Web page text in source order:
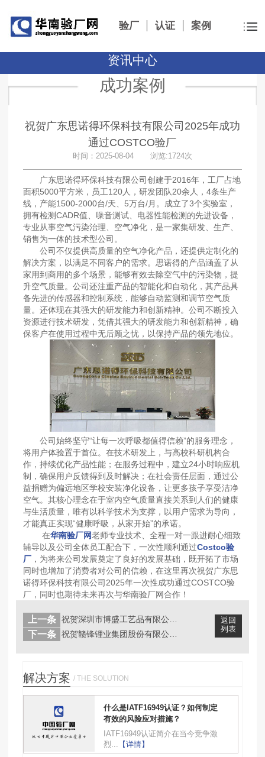
验厂 认证 案例
资讯中心
成功案例
祝贺广东思诺得环保科技有限公司2025年成功
通过COSTCO验厂
时间：2025-08-04 浏览:1724次
广东思诺得环保科技有限公司创建于2016年，工厂占地
面积5000平方米，员工120人，研发团队20余人，4条生产
线，产能1500-2000台/天、5万台/月。成立了3个实验室，
拥有检测CADR值、噪音测试、电器性能检测的先进设备，
专业从事空气污染治理、空气净化，是一家集研发、生产、
销售为一体的技术型公司。
公司不仅提供高质量的空气净化产品，还提供定制化的
解决方案，以满足不同客户的需求。思诺得的产品涵盖了从
家用到商用的多个场景，能够有效去除空气中的污染物，提
升空气质量。公司还注重产品的智能化和自动化，其产品具
备先进的传感器和控制系统，能够自动监测和调节空气质
量。还体现在其强大的研发能力和创新精神。公司不断投入
资源进行技术研发，凭借其强大的研发能力和创新精神，确
保客户在使用过程中无后顾之忧，以保持产品的领先地位。
公司始终坚守“让每一次呼吸都值得信赖”的服务理念，
将用户体验置于首位。在技术研发上，与高校科研机构合
作，持续优化产品性能；在服务过程中，建立24小时响应机
制，确保用户反馈得到及时解决；在社会责任层面，通过公
益捐赠为偏远地区学校安装净化设备，让更多孩子享受洁净
空气。其核心理念在于室内空气质量直接关系到人们的健康
与生活质量，唯有以科学技术为支撑，以用户需求为导向，
才能真正实现“健康呼吸，从家开始”的承诺。
在华南验厂网老师专业技术、全程一对一跟进耐心细致
辅导以及公司全体员工配合下，一次性顺利通过Costco验
厂 ，为将来公司发展奠定了良好的发展基础，既开拓了市场
同时也增加了消费者对公司的信赖，在这里再次祝贺广东思
诺得环保科技有限公司2025年一次性成功通过COSTCO验
厂，同时也期待未来再次与华南验厂网合作！
返回
列表
上一条
下一条
解决方案 / THE SOLUTION
什么是IATF16949认证？如何制定
有效的风险应对措施？
IATF16949认证简介在当今竞争激
烈...
【详情】